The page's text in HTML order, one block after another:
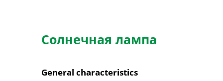
Солнечная лампа
General characteristics